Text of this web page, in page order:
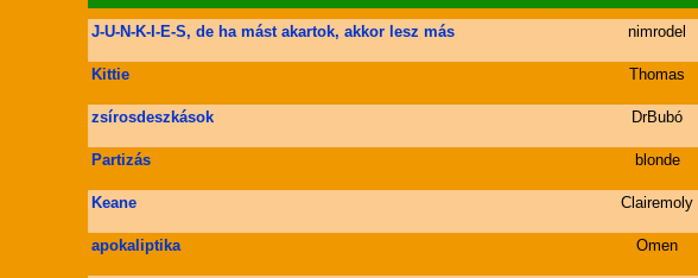
J-U-N-K-I-E-S, de ha mást akartok, akkor lesz más nimrodel
Kittie
Thomas
zsírosdeszkások
DrBubó
Partizás
blonde
Keane
Clairemoly
apokaliptika
Omen